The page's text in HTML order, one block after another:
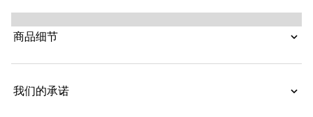
饰与皮具单品注入缤纷童趣。
商品细节
我们的承诺